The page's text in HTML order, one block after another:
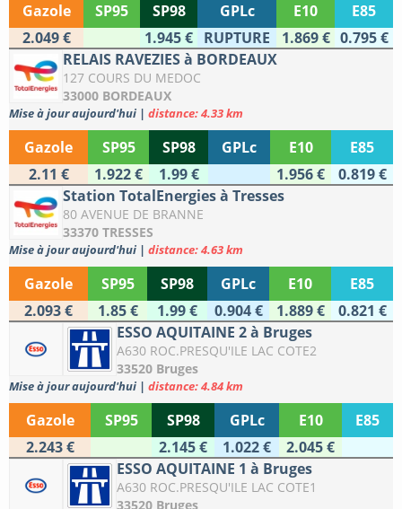
Gazole SP95 SP98 GPLc E10
E85
2.049 €
1.945 € RUPTURE 1.869 € 0.795 €
RELAIS RAVEZIES à BORDEAUX
127 COURS DU MEDOC
33000 BORDEAUX
Mise à jour aujourd'hui | distance: 4.33 km
Gazole SP95 SP98 GPLc E10
E85
2.11 €
1.922 € 1.99 € 1.956 €
0.819 €
Station TotalEnergies à Tresses
80 AVENUE DE BRANNE
33370 TRESSES
Mise à jour aujourd'hui | distance: 4.63 km
Gazole SP95 SP98 GPLc E10
E85
2.093 €
1.85 € 1.99 € 0.904 € 1.889 €
0.821 €
ESSO AQUITAINE 2 à Bruges
A630 ROC.PRESQU'ILE LAC COTE2
33520 Bruges
Mise à jour aujourd'hui | distance: 4.84 km
Gazole SP95 SP98 GPLc E10
E85
2.243 €
2.145 € 1.022 €
2.045 €
ESSO AQUITAINE 1 à Bruges
A630 ROC.PRESQU'ILE LAC COTE1
33520 Bruges